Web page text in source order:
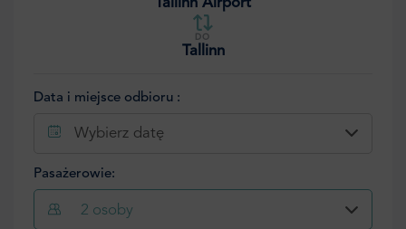
Tallinn Airport
DO
Tallinn
Data i miejsce odbioru :
Wybierz datę
Pasażerowie:
2 osoby